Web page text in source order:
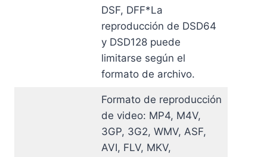
DSF, DFF*La
reproducción de DSD64
y DSD128 puede
limitarse según el
formato de archivo.
Formato de reproducción
de video: MP4, M4V,
3GP, 3G2, WMV, ASF,
AVI, FLV, MKV,